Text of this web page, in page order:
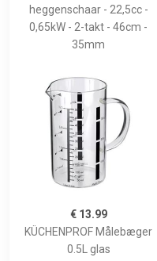
heggenschaar - 22,5cc -
0,65kW - 2-takt - 46cm -
35mm
€ 13.99
KÜCHENPROF Målebæger
0.5L glas